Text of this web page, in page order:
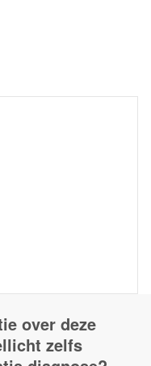
over deze
zelfs